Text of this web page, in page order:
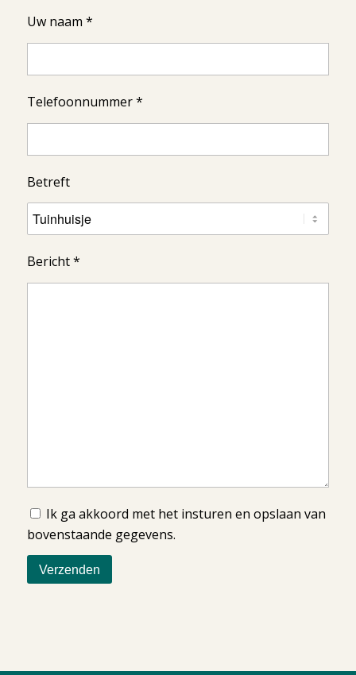
Uw naam *
Telefoonnummer *
Betreft
Bericht *
Ik ga akkoord met het insturen en opslaan van
bovenstaande gegevens.